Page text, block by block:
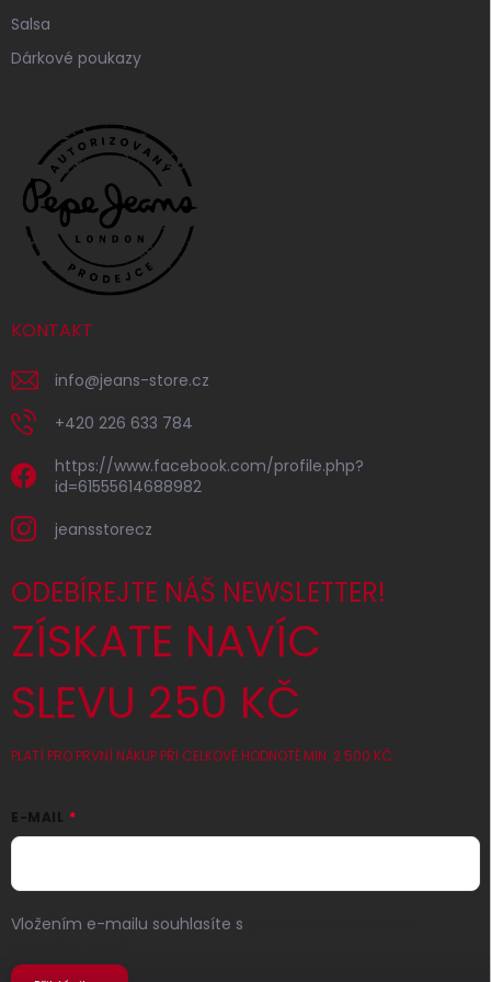
Salsa
Dárkové poukazy
KONTAKT
info@jeans-store.cz
+420 226 633 784
https://www.facebook.com/profile.php?
id=61555614688982
jeansstorecz
ODEBÍREJTE NÁŠ NEWSLETTER!
ZÍSKATE NAVÍC
SLEVU 250 KČ
PLATÍ PRO PRVNÍ NÁKUP PŘI CELKOVÉ HODNOTĚ MIN. 2 500 KČ
E-MAIL
Vložením e-mailu souhlasíte s